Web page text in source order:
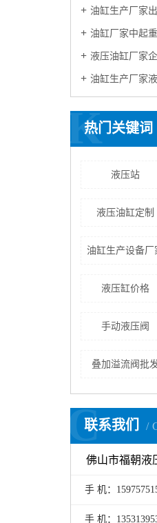
油缸生产厂家出现爬
油缸厂家中起重机
液压油缸厂家企业
油缸生产厂家
热门关键词
K
液压站
液压油缸定制
油缸生产设备厂
液压缸价格
手动液压阀
叠加溢流阀批
联系我们
C
佛山市福朝液
手 机：
手 机：